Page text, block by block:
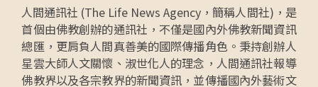
人間通訊社 (The Life News Agency，簡稱人間社)，是
首個由佛教創辦的通訊社，不僅是國內外佛教新聞資訊
總匯，更肩負人間真善美的國際傳播角色。秉持創辦人
星雲大師人文關懷、淑世化人的理念，人間通訊社報導
佛教界以及各宗教界的新聞資訊，並傳播國內外藝術文